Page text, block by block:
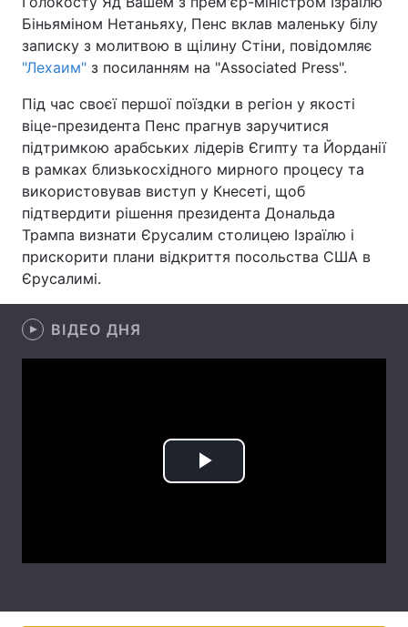
Економіка Світ
Техно і зв'язок Лайт
Зброя Інциденти
Здоров'я Туризм
Цікавинки Погода
Екологія
Лонгріди
Біньяміном Нетаньяху, Пенс вклав маленьку білу
записку з молитвою в щілину Стіни, повідомляє
"Лехаим" з посиланням на "Associated Press".
Під час своєї першої поїздки в регіон у якості
віце-президента Пенс прагнув заручитися
підтримкою арабських лідерів Єгипту та Йорданії
в рамках близькосхідного мирного процесу та
використовував виступ у Кнесеті, щоб
підтвердити рішення президента Дональда
Трампа визнати Єрусалим столицею Ізраїлю і
прискорити плани відкриття посольства США в
Єрусалимі.
ВІДЕО ДНЯ
Play